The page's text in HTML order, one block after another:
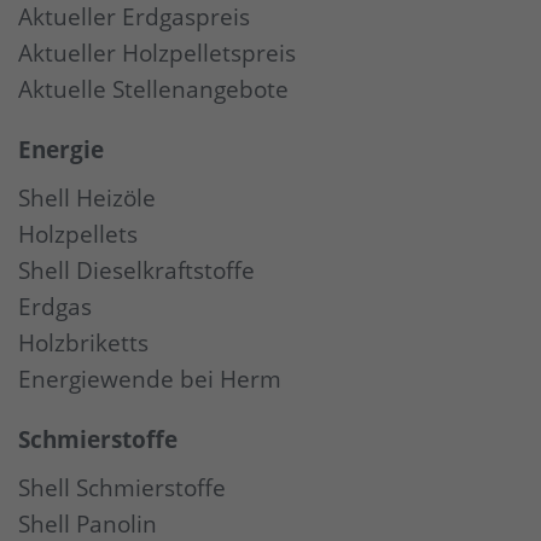
Aktueller Erdgaspreis
Aktueller Holzpelletspreis
Aktuelle Stellenangebote
Energie
Shell Heizöle
Holzpellets
Shell Dieselkraftstoffe
Erdgas
Holzbriketts
Energiewende bei Herm
Schmierstoffe
Shell Schmierstoffe
Shell Panolin